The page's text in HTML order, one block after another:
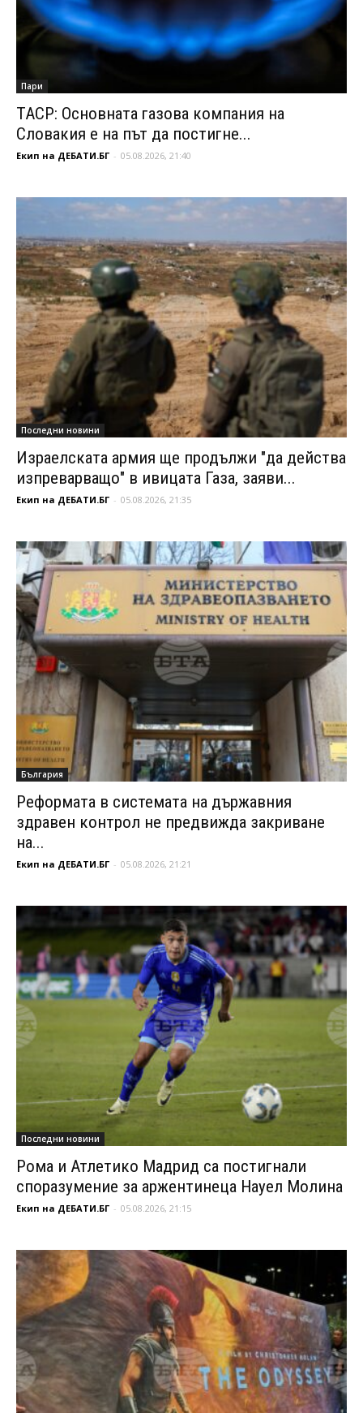
Пари
ТАСР: Основната газова компания на
Словакия е на път да постигне...
Екип на ДЕБАТИ.БГ - 05.08.2026, 21:40
Последни новини
Израелската армия ще продължи "да действа
изпреварващо" в ивицата Газа, заяви...
Екип на ДЕБАТИ.БГ - 05.08.2026, 21:35
България
Реформата в системата на държавния
здравен контрол не предвижда закриване
на...
Екип на ДЕБАТИ.БГ - 05.08.2026, 21:21
Последни новини
Рома и Атлетико Мадрид са постигнали
споразумение за аржентинеца Науел Молина
Екип на ДЕБАТИ.БГ - 05.08.2026, 21:15